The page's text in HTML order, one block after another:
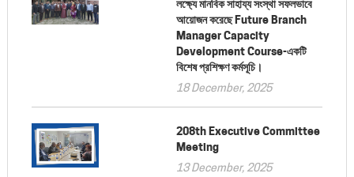
লক্ষ্যে মানবিক সাহায্য সংস্থা সফলভাবে
আয়োজন করেছে Future Branch
Manager Capacity
Development Course-একটি
বিশেষ প্রশিক্ষণ কর্মসূচি।
18 December, 2025
208th Executive Committee
Meeting
13 December, 2025